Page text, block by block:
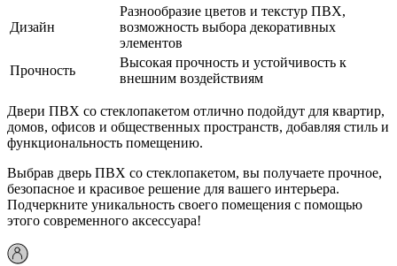
Дизайн
Разнообразие цветов и текстур ПВХ,
возможность выбора декоративных
элементов
Прочность
Высокая прочность и устойчивость к
внешним воздействиям
Двери ПВХ со стеклопакетом отлично подойдут для квартир,
домов, офисов и общественных пространств, добавляя стиль и
функциональность помещению.
Выбрав дверь ПВХ со стеклопакетом, вы получаете прочное,
безопасное и красивое решение для вашего интерьера.
Подчеркните уникальность своего помещения с помощью
этого современного аксессуара!